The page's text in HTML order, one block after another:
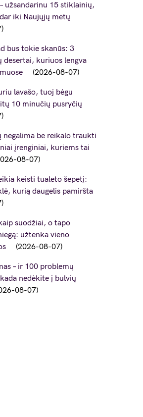
užsandarinu 15 stiklainių,
iki Naujųjų metų
bus tokie skanūs: 3
desertai, kuriuos lengva
2026-08-07
lavašo, tuoj bėgu
10 minučių pusryčių
negalima be reikalo traukti
įrenginiai, kuriems tai
08-07
keisti tualeto šepetį:
kurią daugelis pamiršta
suodžiai, o tapo
užtenka vieno
2026-08-07
– ir 100 problemų
nedėkite į bulvių
08-07